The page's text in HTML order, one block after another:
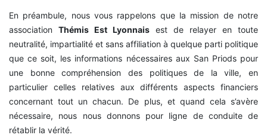
En préambule, nous vous rappelons que la mission de notre
association Thémis Est Lyonnais est de relayer en toute
neutralité, impartialité et sans affiliation à quelque parti politique
que ce soit, les informations nécessaires aux San Priods pour
une bonne compréhension des politiques de la ville, en
particulier celles relatives aux différents aspects financiers
concernant tout un chacun. De plus, et quand cela s’avère
nécessaire, nous nous donnons pour ligne de conduite de
rétablir la vérité.